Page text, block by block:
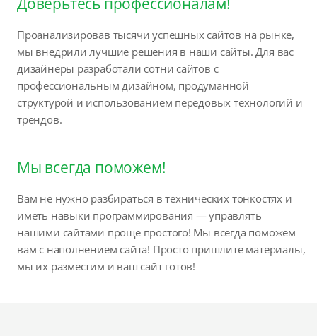
Проанализировав тысячи успешных сайтов на рынке,
мы внедрили лучшие решения в наши сайты. Для вас
дизайнеры разработали сотни сайтов с
профессиональным дизайном, продуманной
структурой и использованием передовых технологий и
трендов.
Мы всегда поможем!
Вам не нужно разбираться в технических тонкостях и
иметь навыки программирования — управлять
нашими сайтами проще простого! Мы всегда поможем
вам с наполнением сайта! Просто пришлите материалы,
мы их разместим и ваш сайт готов!